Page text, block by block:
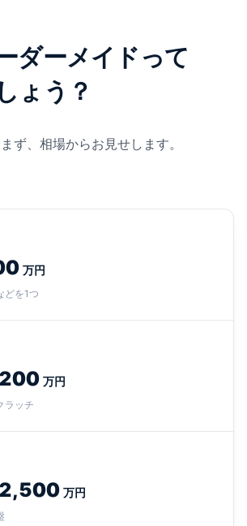
ダーメイドって
ょう？
ず、相場からお見せします。
万円
どを1つ
万円
ラッチ
万円